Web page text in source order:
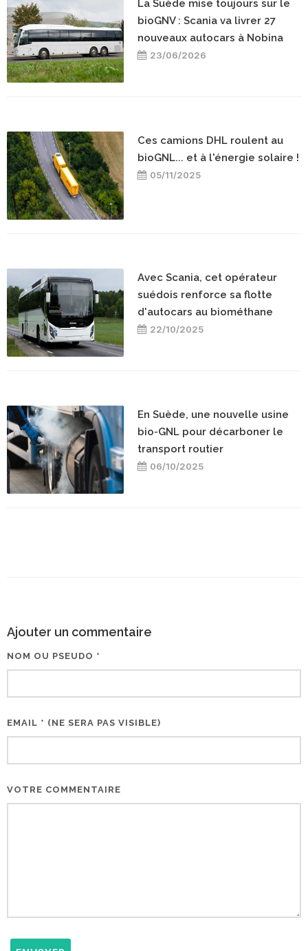
La Suède mise toujours sur le
bioGNV : Scania va livrer 27
nouveaux autocars à Nobina
23/06/2026
Ces camions DHL roulent au
bioGNL... et à l'énergie solaire !
05/11/2025
Avec Scania, cet opérateur
suédois renforce sa flotte
d'autocars au biométhane
22/10/2025
En Suède, une nouvelle usine
bio-GNL pour décarboner le
transport routier
06/10/2025
Ajouter un commentaire
NOM OU PSEUDO *
EMAIL * (NE SERA PAS VISIBLE)
VOTRE COMMENTAIRE